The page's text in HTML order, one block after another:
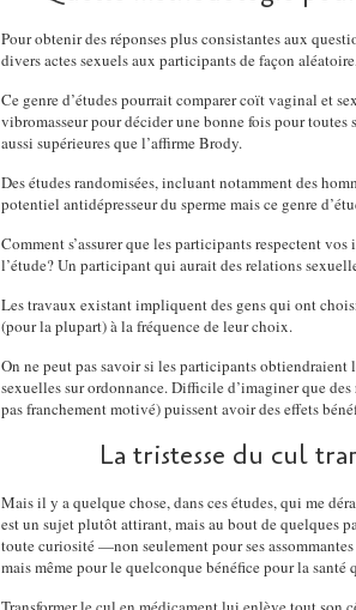
Pour obtenir des réponses plus consistantes aux
divers actes sexuels aux participants de façon
Ce genre d’études pourrait comparer coït vaginal et
vibromasseur pour décider une bonne fois pour
aussi supérieures que l’affirme Brody.
Des études randomisées, incluant notamment des
potentiel antidépresseur du sperme mais ce genre
Comment s’assurer que les participants respectent
l’étude? Un participant qui aurait des relations
Les travaux existant impliquent des gens qui ont
(pour la plupart) à la fréquence de leur choix.
On ne peut pas savoir si les participants obtiendraient
sexuelles sur ordonnance. Difficile d’imaginer que
pas franchement motivé) puissent avoir des effets
La tristesse du cul
Mais il y a quelque chose, dans ces études, qui me
est un sujet plutôt attirant, mais au bout de quelques
toute curiosité —non seulement pour ses
mais même pour le quelconque bénéfice pour la